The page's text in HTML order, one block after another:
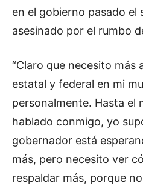
en el gobierno pasado el
asesinado por el rumbo
“Claro que necesito más
estatal y federal en mi
personalmente. Hasta el
hablado conmigo, yo
gobernador está
más, pero necesito ver
respaldar más, porque